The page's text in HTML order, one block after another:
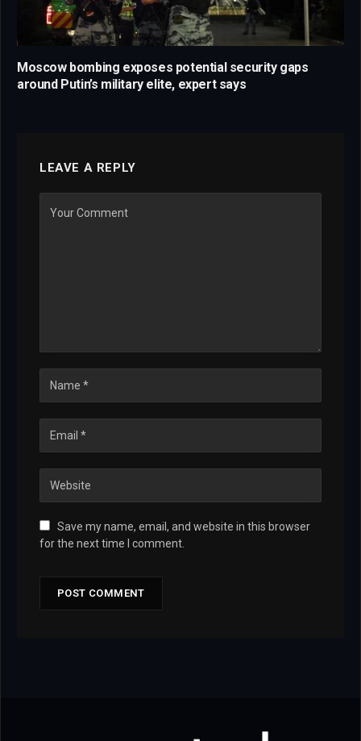
Moscow bombing exposes potential security gaps
around Putin’s military elite, expert says
LEAVE A REPLY
Save my name, email, and website in this browser
for the next time I comment.